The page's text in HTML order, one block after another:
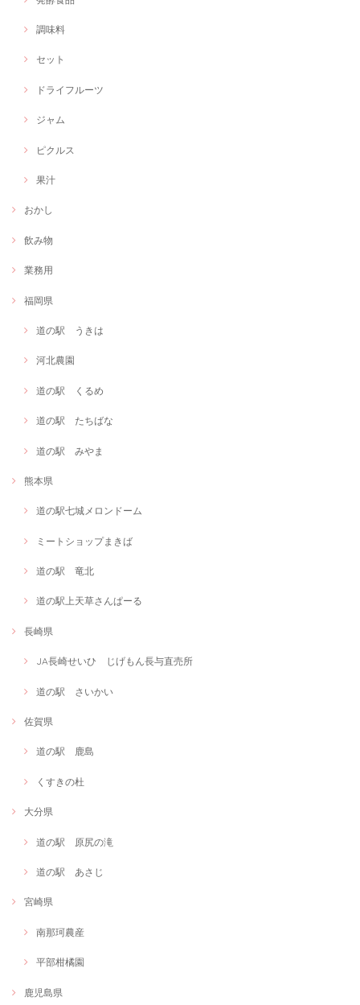
調味料
セット
ドライフルーツ
ジャム
ピクルス
果汁
おかし
飲み物
業務用
福岡県
道の駅 うきは
河北農園
道の駅 くるめ
道の駅 たちばな
道の駅 みやま
熊本県
道の駅七城メロンドーム
ミートショップまきば
道の駅 竜北
道の駅上天草さんぱーる
長崎県
JA長崎せいひ じげもん長与直売所
道の駅 さいかい
佐賀県
道の駅 鹿島
くすきの杜
大分県
道の駅 原尻の滝
道の駅 あさじ
宮崎県
南那珂農産
平部柑橘園
鹿児島県